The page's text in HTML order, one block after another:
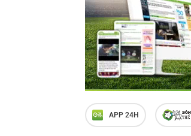
APP 24H